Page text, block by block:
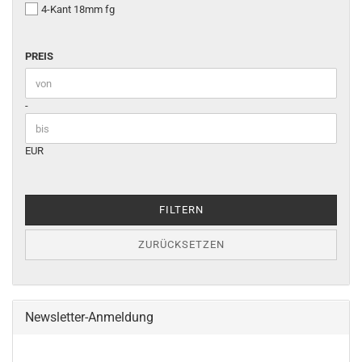
4-Kant 18mm fg
PREIS
PREIS
Preis bis
-
EUR
FILTERN
ZURÜCKSETZEN
Newsletter-Anmeldung